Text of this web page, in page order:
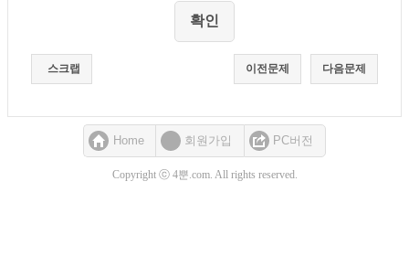
스크랩 다음문제
이전문제
Home 회원가입 PC버전
Copyright ⓒ 4뿐.com. All rights reserved.